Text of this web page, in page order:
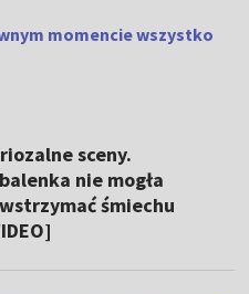
momencie wszystko
sceny.
nie mogła
śmiechu